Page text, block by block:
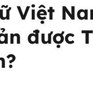
Việt
được